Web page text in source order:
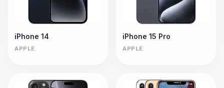
iPhone 14
APPLE
iPhone 15 Pro
APPLE